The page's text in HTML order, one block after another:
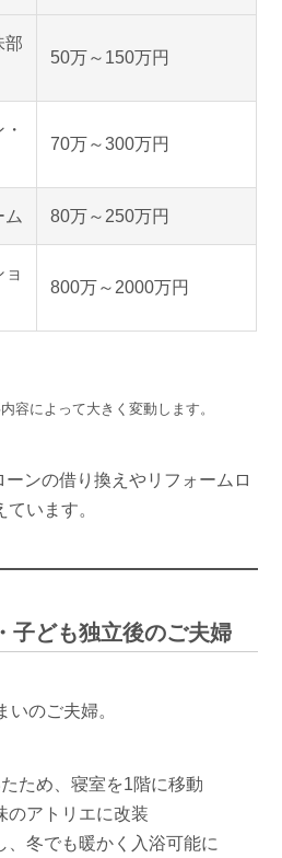
部
50万～150万円
70万～300万円
ム 80万～250万円
800万～2000万円
容によって大きく変動します。
ンの借り換えやリフォームロ
います。
子ども独立後のご夫婦
いのご夫婦。
ため、寝室を1階に移動
のアトリエに改装
、冬でも暖かく入浴可能に